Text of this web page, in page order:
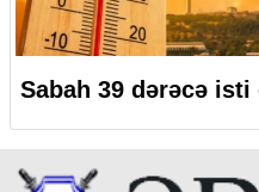
Sabah 39 dərəcə isti